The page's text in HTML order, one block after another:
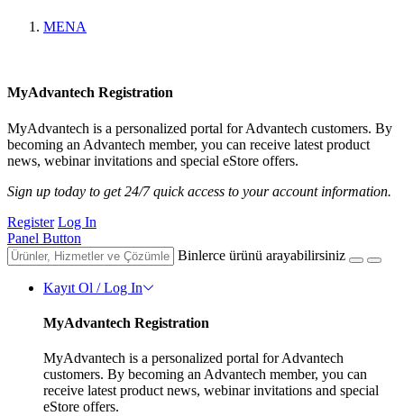
MENA
MyAdvantech Registration
MyAdvantech is a personalized portal for Advantech customers. By
becoming an Advantech member, you can receive latest product
news, webinar invitations and special eStore offers.
Sign up today to get 24/7 quick access to your account information.
Register Log In
Panel Button
Binlerce ürünü arayabilirsiniz
Kayıt Ol / Log In
MyAdvantech Registration
MyAdvantech is a personalized portal for Advantech
customers. By becoming an Advantech member, you can
receive latest product news, webinar invitations and special
eStore offers.